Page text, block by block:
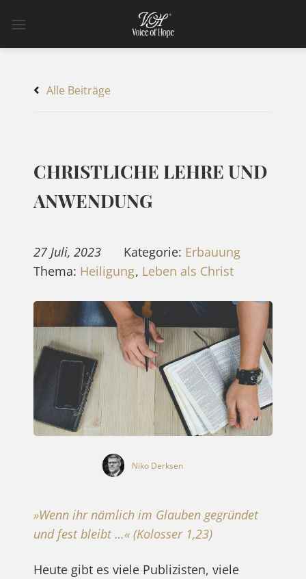
Inhalt
Alle Beiträge
CHRISTLICHE LEHRE UND
ANWENDUNG
27 Juli, 2023 Kategorie: Erbauung
Thema: Heiligung, Leben als Christ
Niko Derksen
»Wenn ihr nämlich im Glauben gegründet
und fest bleibt …« (Kolosser 1,23)
Heute gibt es viele Publizisten, viele